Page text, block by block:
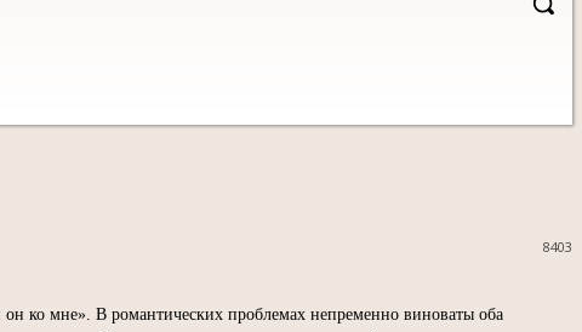
8403
ко мне». В романтических проблемах непременно виноваты оба